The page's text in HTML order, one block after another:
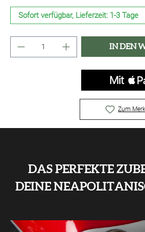
Sofort verfügbar, Lieferzeit: 1-3 Tage
Produkt Anzahl: Gib den
IN DEN
Zum
DAS PERFEKTE
DEINE